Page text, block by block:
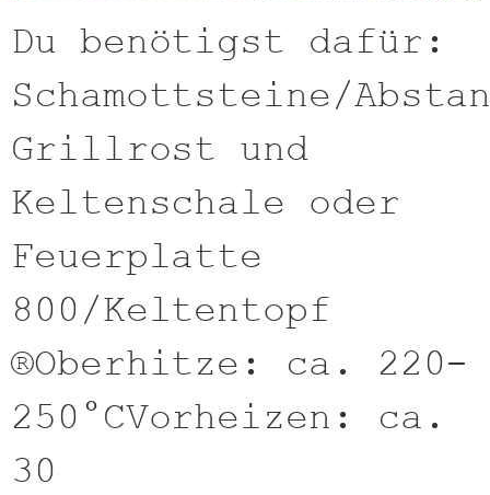
Du benötigst dafür:
Schamottsteine/
Grillrost und
Keltenschale oder
Feuerplatte
800/Keltentopf
®Oberhitze: ca. 220-
250°CVorheizen: ca.
30